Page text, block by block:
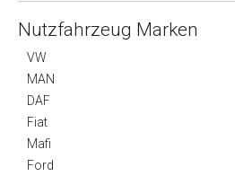
Nutzfahrzeug Marken
VW
MAN
DAF
Fiat
Mafi
Ford